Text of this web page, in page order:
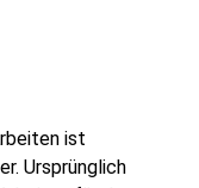
ist
Ursprünglich